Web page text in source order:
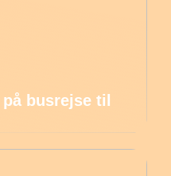
busrejse til